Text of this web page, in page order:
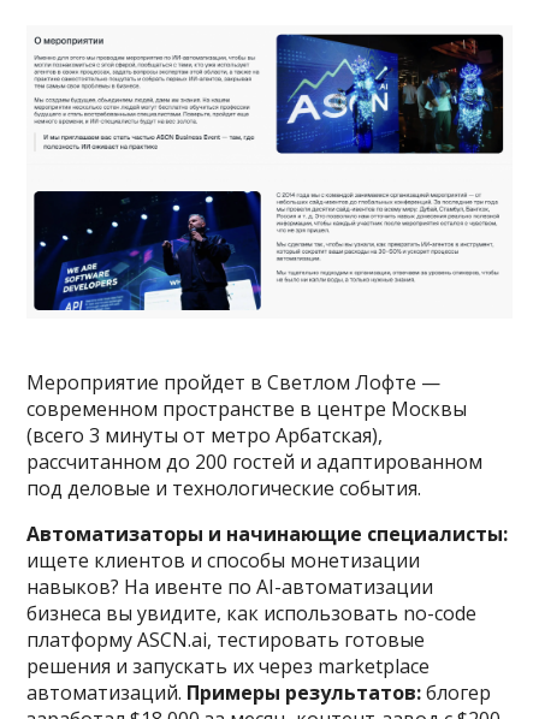
Мероприятие пройдет в Светлом Лофте —
современном пространстве в центре Москвы
(всего 3 минуты от метро Арбатская),
рассчитанном до 200 гостей и адаптированном
под деловые и технологические события.
Автоматизаторы и начинающие специалисты:
ищете клиентов и способы монетизации
навыков? На ивенте по AI-автоматизации
бизнеса вы увидите, как использовать no-code
платформу ASCN.ai, тестировать готовые
решения и запускать их через marketplace
автоматизаций. Примеры результатов:блогер